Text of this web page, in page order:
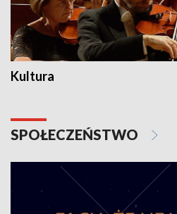
Kultura
SPOŁECZEŃSTWO